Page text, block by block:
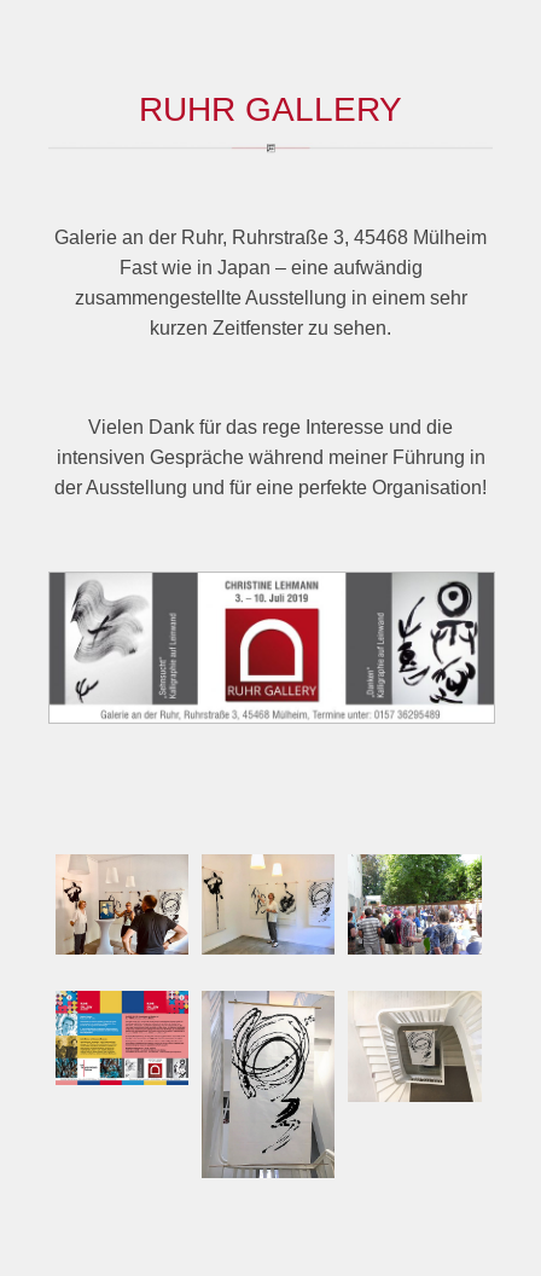
RUHR GALLERY
Galerie an der Ruhr, Ruhrstraße 3, 45468 Mülheim
Fast wie in Japan – eine aufwändig
zusammengestellte Ausstellung in einem sehr
kurzen Zeitfenster zu sehen.
Vielen Dank für das rege Interesse und die
intensiven Gespräche während meiner Führung in
der Ausstellung und für eine perfekte Organisation!